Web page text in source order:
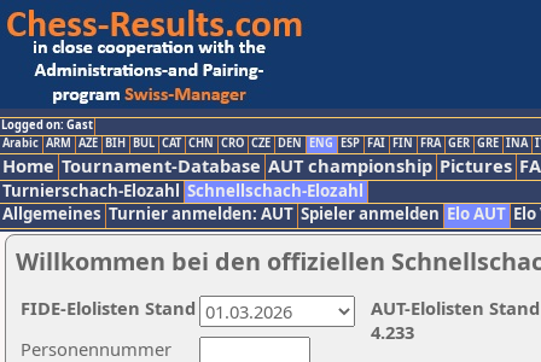
Logged on: Gast
Arabic ARM AZE BIH BUL CAT CHN CRO CZE DEN ENG ESP FAI FIN FRA GER GRE INA
Home Tournament-Database AUT championship Pictures
Turnierschach-Elozahl Schnellschach-Elozahl
Allgemeines Turnier anmelden: AUT Spieler anmelden Elo AUT
Willkommen bei den offiziellen
Personennummer
AUT-Elolisten
4.233
FIDE-Elolisten Stand